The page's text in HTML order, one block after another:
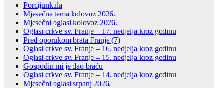
Porcijunkula
Mjesečna tema kolovoz 2026.
Mjesečni oglasi kolovoz 2026.
Oglasi crkve sv. Franje – 17. nedjelja kroz godinu
Pred oporukom brata Franje (7)
Oglasi crkve sv. Franje – 16. nedjelja kroz godinu
Oglasi crkve sv. Franje – 15. nedjelja kroz godinu
Gospodin mi je dao braću
Oglasi crkve sv. Franje – 14. nedjelja kroz godinu
Mjesečni oglasi srpanj 2026.